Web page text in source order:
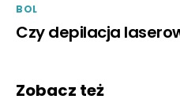
BOL
Czy depilacja
Zobacz też